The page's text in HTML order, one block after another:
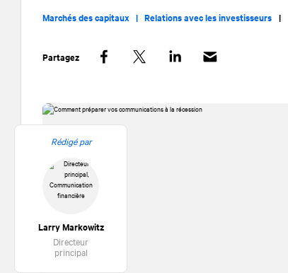
Marchés des capitaux | Relations avec les investisseurs |
Partagez
Rédigé par
Larry Markowitz
Directeur
principal